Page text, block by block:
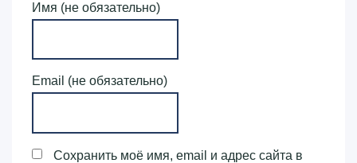
Имя (не обязательно)
Email (не обязательно)
Сохранить моё имя, email и адрес сайта в